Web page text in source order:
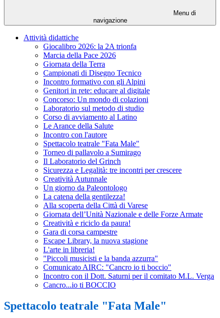
Menu di
navigazione
Attività didattiche
Giocalibro 2026: la 2A trionfa
Marcia della Pace 2026
Giornata della Terra
Campionati di Disegno Tecnico
Incontro formativo con gli Alpini
Genitori in rete: educare al digitale
Concorso: Un mondo di colazioni
Laboratorio sul metodo di studio
Corso di avviamento al Latino
Le Arance della Salute
Incontro con l'autore
Spettacolo teatrale "Fata Male"
Torneo di pallavolo a Sumirago
Il Laboratorio del Grinch
Sicurezza e Legalità: tre incontri per crescere
Creatività Autunnale
Un giorno da Paleontologo
La catena della gentilezza!
Alla scoperta della Città di Varese
Giornata dell’Unità Nazionale e delle Forze Armate
Creatività e riciclo da paura!
Gara di corsa campestre
Escape Library, la nuova stagione
L'arte in libreria!
"Piccoli musicisti e la banda azzurra"
Comunicato AIRC: "Cancro io ti boccio"
Incontro con il Dott. Saturni per il comitato M.L. Verga
Cancro...io ti BOCCIO
Spettacolo teatrale "Fata Male"